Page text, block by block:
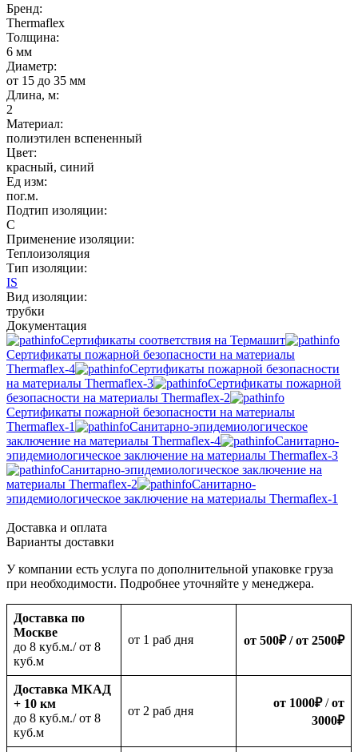
Бренд:
Thermaflex
Толщина:
6 мм
Диаметр:
от 15 до 35 мм
Длина, м:
2
Материал:
полиэтилен вспененный
Цвет:
красный, синий
Ед изм:
пог.м.
Подтип изоляции:
C
Применение изоляции:
Теплоизоляция
Тип изоляции:
IS
Вид изоляции:
трубки
Документация
Сертификаты соответствия на Термашит
Сертификаты пожарной безопасности на материалы
Thermaflex-4
Сертификаты пожарной безопасности
на материалы Thermaflex-3
Сертификаты пожарной
безопасности на материалы Thermaflex-2
Сертификаты пожарной безопасности на материалы
Thermaflex-1
Санитарно-эпидемиологическое
заключение на материалы Thermaflex-4
Санитарно-
эпидемиологическое заключение на материалы Thermaflex-3
Санитарно-эпидемиологическое заключение на
материалы Thermaflex-2
Санитарно-
эпидемиологическое заключение на материалы Thermaflex-1
Доставка и оплата
Варианты доставки
У компании есть услуга по дополнительной упаковке груза
при необходимости. Подробнее уточняйте у менеджера.
Доставка по
Москве
до 8 куб.м./ от 8
куб.м
oт 1 раб дня от 500₽/ от 2500₽
Доставка МКАД
+ 10 км
до 8 куб.м./ от 8
куб.м
oт 2 раб дня
от 1000₽/от
3000₽